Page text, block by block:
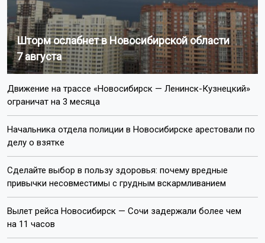
Шторм ослабнет в Новосибирской области
7 августа
Движение на трассе «Новосибирск — Ленинск-Кузнецкий»
ограничат на 3 месяца
Начальника отдела полиции в Новосибирске арестовали по
делу о взятке
Сделайте выбор в пользу здоровья: почему вредные
привычки несовместимы с грудным вскармливанием
Вылет рейса Новосибирск — Сочи задержали более чем
на 11 часов